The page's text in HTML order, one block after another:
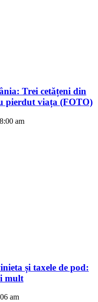
Trei cetățeni din
pierdut viața (FOTO)
am
și taxele de pod:
mult
am